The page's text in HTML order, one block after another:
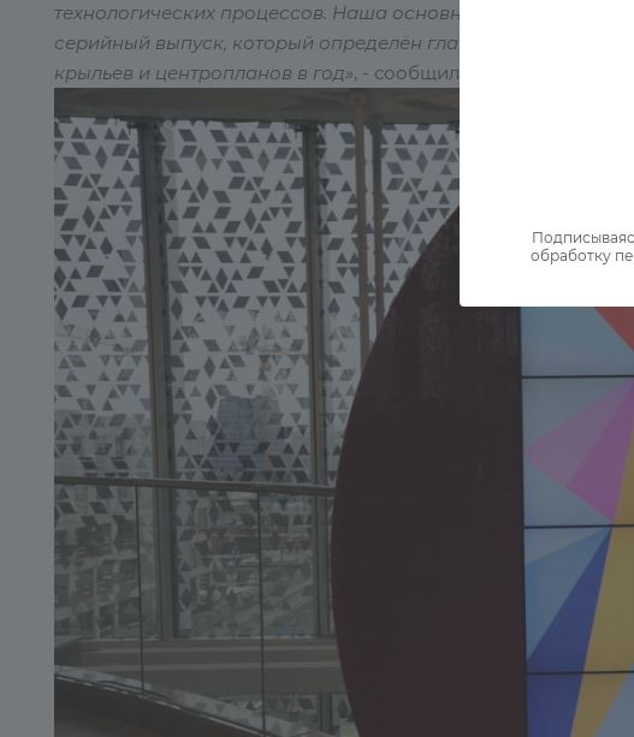
технологических процессов. Наша основная задача – в
серийный выпуск, который определён главным
крыльев и центропланов в год», - сообщил руководитель.
обработку